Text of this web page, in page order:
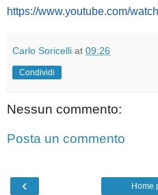
https://www.youtube.com/
Carlo Soricelli at 09:26
Condividi
Nessun commento:
Posta un commento
‹ Home